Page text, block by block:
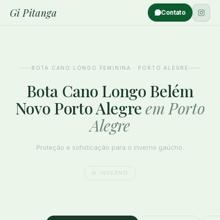
Gi Pitanga Contato
BOTA CANO LONGO FEMININA · PORTO ALEGRE
Bota Cano Longo Belém
Novo Porto Alegreem Porto
Alegre
Proteção e sofisticação para o inverno gaúcho.
🧥 INVERNO